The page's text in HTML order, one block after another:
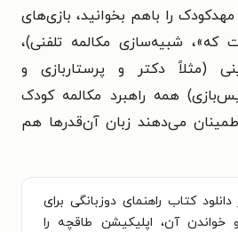
را باهم بخوانید، بازی‌های
که»، شبیه‌سازی مکالمه تلفنی)،
(مثلاً دکتر و پرستاربازی و
همه راهبرد مکالمه کودک
می‌دهند زبان آن‌قدرها هم
کتاب راهنمای دوزبانگی برای
خواندن آن، اپلیکیشن طاقچه را